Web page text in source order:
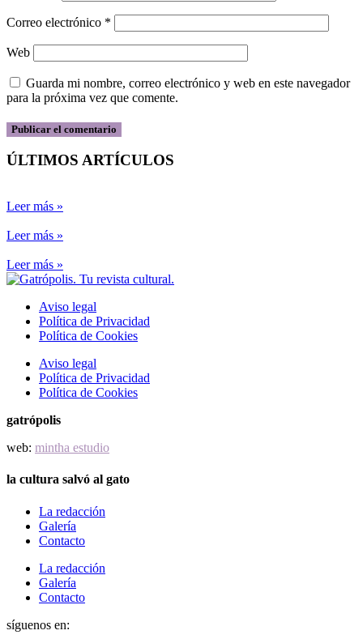
Correo electrónico *
Web
Guarda mi nombre, correo electrónico y web en este navegador
para la próxima vez que comente.
ÚLTIMOS ARTÍCULOS
Leer más »
Leer más »
Leer más »
Aviso legal
Política de Privacidad
Política de Cookies
Aviso legal
Política de Privacidad
Política de Cookies
gatrópolis
web: mintha estudio
la cultura salvó al gato
La redacción
Galería
Contacto
La redacción
Galería
Contacto
síguenos en: